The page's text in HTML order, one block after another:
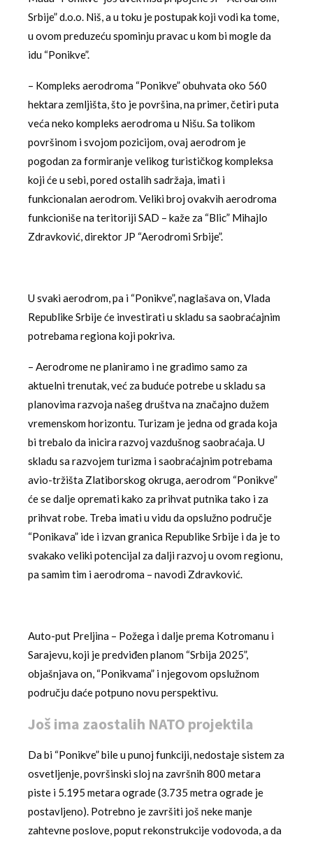
Srbije” d.o.o. Niš, a u toku je postupak koji vodi ka tome,
u ovom preduzeću spominju pravac u kom bi mogle da
idu “Ponikve”.
– Kompleks aerodroma “Ponikve” obuhvata oko 560
hektara zemljišta, što je površina, na primer, četiri puta
veća neko kompleks aerodroma u Nišu. Sa tolikom
površinom i svojom pozicijom, ovaj aerodrom je
pogodan za formiranje velikog turističkog kompleksa
koji će u sebi, pored ostalih sadržaja, imati i
funkcionalan aerodrom. Veliki broj ovakvih aerodroma
funkcioniše na teritoriji SAD – kaže za “Blic” Mihajlo
Zdravković, direktor JP “Aerodromi Srbije”.
U svaki aerodrom, pa i “Ponikve”, naglašava on, Vlada
Republike Srbije će investirati u skladu sa saobraćajnim
potrebama regiona koji pokriva.
– Aerodrome ne planiramo i ne gradimo samo za
aktuelni trenutak, već za buduće potrebe u skladu sa
planovima razvoja našeg društva na značajno dužem
vremenskom horizontu. Turizam je jedna od grada koja
bi trebalo da inicira razvoj vazdušnog saobraćaja. U
skladu sa razvojem turizma i saobraćajnim potrebama
avio-tržišta Zlatiborskog okruga, aerodrom “Ponikve”
će se dalje opremati kako za prihvat putnika tako i za
prihvat robe. Treba imati u vidu da opslužno područje
“Ponikava” ide i izvan granica Republike Srbije i da je to
svakako veliki potencijal za dalji razvoj u ovom regionu,
pa samim tim i aerodroma – navodi Zdravković.
Auto-put Preljina – Požega i dalje prema Kotromanu i
Sarajevu, koji je predviđen planom “Srbija 2025”,
objašnjava on, “Ponikvama” i njegovom opslužnom
području daće potpuno novu perspektivu.
Još ima zaostalih NATO projektila
Da bi “Ponikve” bile u punoj funkciji, nedostaje sistem za
osvetljenje, površinski sloj na završnih 800 metara
piste i 5.195 metara ograde (3.735 metra ograde je
postavljeno). Potrebno je završiti još neke manje
zahtevne poslove, poput rekonstrukcije vodovoda, a da